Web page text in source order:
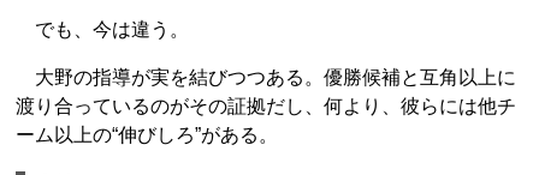
でも、今は違う。
大野の指導が実を結びつつある。優勝候補と互角以上に
渡り合っているのがその証拠だし、何より、彼らには他チ
ーム以上の“伸びしろ”がある。